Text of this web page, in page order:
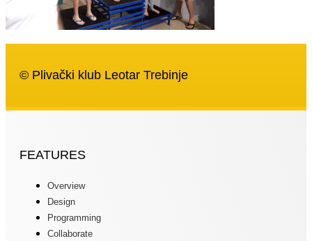
© Plivački klub Leotar Trebinje
FEATURES
Overview
Design
Programming
Collaborate